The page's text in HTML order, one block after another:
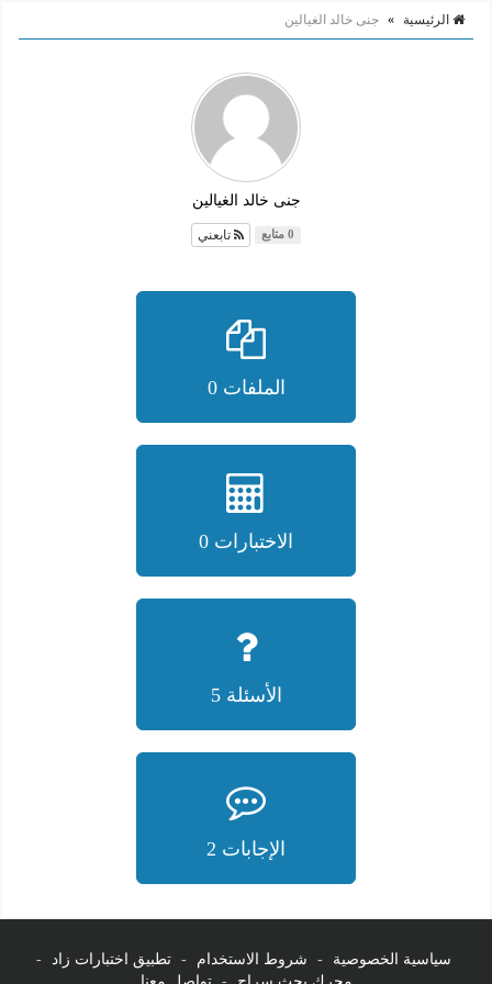
الرئيسية » جنى خالد الغيالين
جنى خالد الغيالين
0 متابع تابعني
الملفات 0
الاختبارات 0
الأسئلة 5
الإجابات 2
سياسية الخصوصية - شروط الاستخدام - تطبيق اختبارات زاد
-